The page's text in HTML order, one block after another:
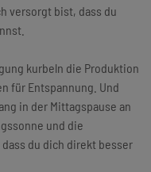
versorgt bist, dass du
kurbeln die Produktion
für Entspannung. Und
in der Mittagspause an
und die
du dich direkt besser